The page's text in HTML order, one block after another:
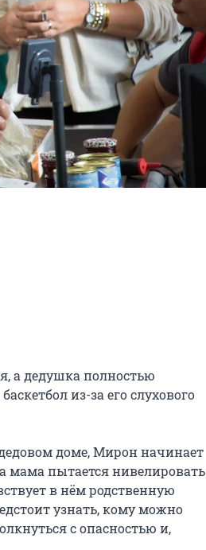
а дедушка полностью
из-за его слухового
доме, Мирон начинает
мама пытается нивелировать
в нём родственную
узнать, кому можно
с опасностью и,